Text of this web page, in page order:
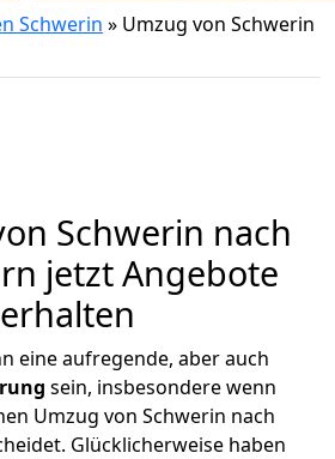
Schwerin » Umzug von Schwerin
Schwerin nach
jetzt Angebote
erhalten
eine aufregende, aber auch
sein, insbesondere wenn
Umzug von Schwerin nach
Glücklicherweise haben